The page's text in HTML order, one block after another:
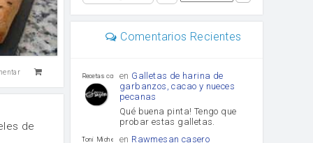
de
Comentarios Recientes
Recetas con sazon
en Galletas de harina de
garbanzos, cacao y nueces
pecanas
Qué buena pinta! Tengo que
probar estas galletas.
Toni Michel Caubet
en Rawmesan casero